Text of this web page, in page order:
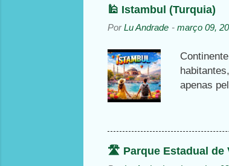
t
á
r
i
o
s
🕌 Istambul (Turquia)
PorLu Andrade - março 09,
apenas
Azul, a
bairro
🛣️ Parque Estadual de